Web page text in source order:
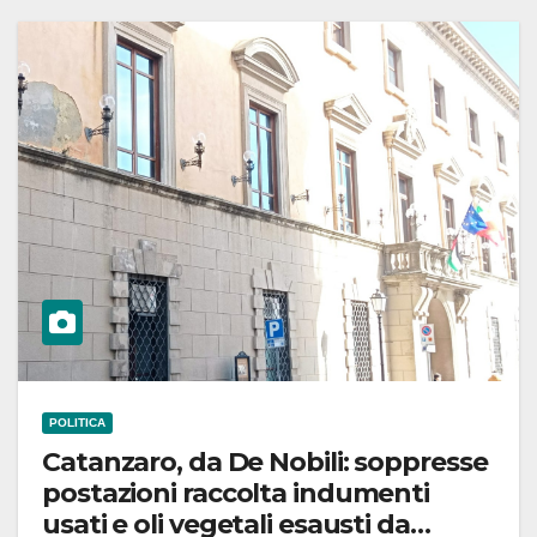
POLITICA
Catanzaro, da De Nobili: soppresse
postazioni raccolta indumenti
usati e oli vegetali esausti da